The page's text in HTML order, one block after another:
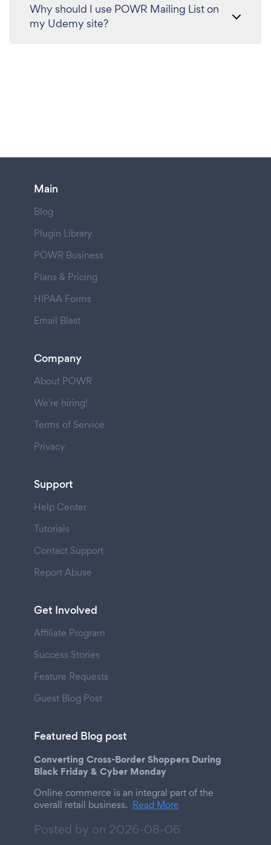
Why should I use POWR Mailing List on
my Udemy site?
Main
Blog
Plugin Library
POWR Business
Plans & Pricing
HIPAA Forms
Email Blast
Company
About POWR
We're hiring!
Terms of Service
Privacy
Support
Help Center
Tutorials
Contact Support
Report Abuse
Get Involved
Affiliate Program
Success Stories
Feature Requests
Guest Blog Post
Featured Blog post
Converting Cross-Border Shoppers During
Black Friday & Cyber Monday
Online commerce is an integral part of the
overall retail business. Read More
Posted by on 2026-08-06